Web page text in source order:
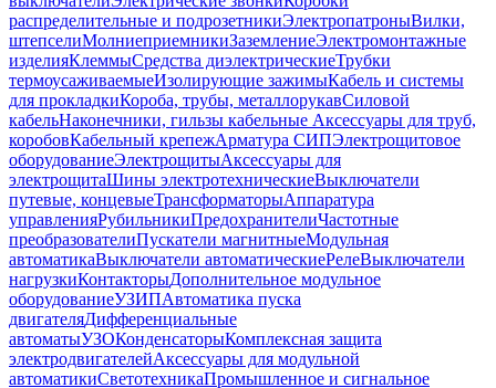
распределительные и подрозетникиЭлектропатроныВилки,
штепселиМолниеприемникиЗаземлениеЭлектромонтажные
изделияКлеммыСредства диэлектрическиеТрубки
термоусаживаемыеИзолирующие зажимыКабель и системы
для прокладкиКороба, трубы, металлорукавСиловой
кабельНаконечники, гильзы кабельные Аксессуары для труб,
коробовКабельный крепежАрматура СИПЭлектрощитовое
оборудованиеЭлектрощитыАксессуары для
электрощитаШины электротехническиеВыключатели
путевые, концевыеТрансформаторыАппаратура
управленияРубильникиПредохранителиЧастотные
преобразователиПускатели магнитныеМодульная
автоматикаВыключатели автоматическиеРелеВыключатели
нагрузкиКонтакторыДополнительное модульное
оборудованиеУЗИПАвтоматика пуска
двигателяДифференциальные
автоматыУЗОКонденсаторыКомплексная защита
электродвигателейАксессуары для модульной
автоматикиСветотехникаПромышленное и сигнальное